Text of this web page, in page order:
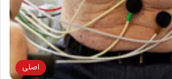
اصلی